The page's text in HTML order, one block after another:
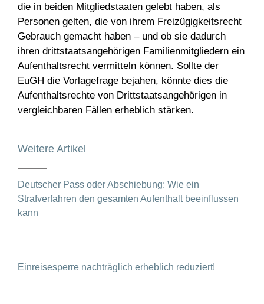
die in beiden Mitgliedstaaten gelebt haben, als
Personen gelten, die von ihrem Freizügigkeitsrecht
Gebrauch gemacht haben – und ob sie dadurch
ihren drittstaatsangehörigen Familienmitgliedern ein
Aufenthaltsrecht vermitteln können. Sollte der
EuGH die Vorlagefrage bejahen, könnte dies die
Aufenthaltsrechte von Drittstaatsangehörigen in
vergleichbaren Fällen erheblich stärken.
Weitere Artikel
Deutscher Pass oder Abschiebung: Wie ein
Strafverfahren den gesamten Aufenthalt beeinflussen
kann
Einreisesperre nachträglich erheblich reduziert!